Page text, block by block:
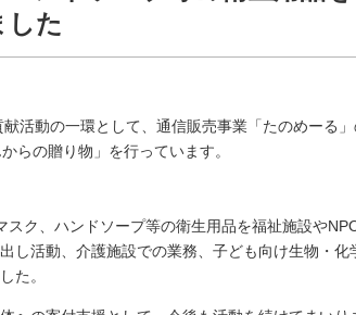
した
活動の一環として、通信販売事業「たのめーる
らの贈り物」を行っています。
ク、ハンドソープ等の衛生用品を福祉施設や
し活動、介護施設での業務、子ども向け生物・化
た。